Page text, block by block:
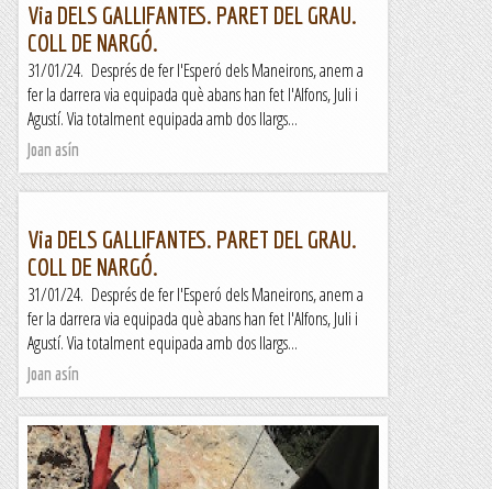
Via DELS GALLIFANTES. PARET DEL GRAU.
COLL DE NARGÓ.
31/01/24. Després de fer l'Esperó dels Maneirons, anem a
fer la darrera via equipada què abans han fet l'Alfons, Juli i
Agustí. Via totalment equipada amb dos llargs...
Joan asín
Via DELS GALLIFANTES. PARET DEL GRAU.
COLL DE NARGÓ.
31/01/24. Després de fer l'Esperó dels Maneirons, anem a
fer la darrera via equipada què abans han fet l'Alfons, Juli i
Agustí. Via totalment equipada amb dos llargs...
Joan asín